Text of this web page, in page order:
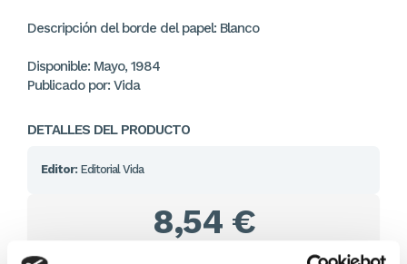
Descripción del borde del papel: Blanco
Disponible: Mayo, 1984
Publicado por: Vida
DETALLES DEL PRODUCTO
Editor: Editorial Vida
8,54 €